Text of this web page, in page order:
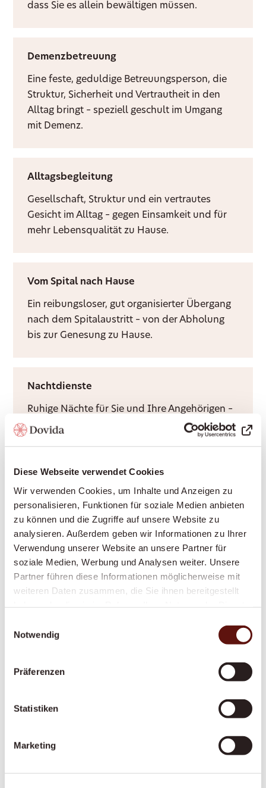
Diese Webseite verwendet Cookies
Wir verwenden Cookies, um Inhalte und Anzeigen zu
personalisieren, Funktionen für soziale Medien anbieten
zu können und die Zugriffe auf unsere Website zu
analysieren. Außerdem geben wir Informationen zu Ihrer
Verwendung unserer Website an unsere Partner für
soziale Medien, Werbung und Analysen weiter. Unsere
Partner führen diese Informationen möglicherweise mit
weiteren Daten zusammen, die Sie ihnen bereitgestellt
Notwendig
Präferenzen
Statistiken
Marketing
dass Sie es allein bewältigen müssen.
Demenzbetreuung
Eine feste, geduldige Betreuungsperson, die
Struktur, Sicherheit und Vertrautheit in den
Alltag bringt – speziell geschult im Umgang
mit Demenz.
Alltagsbegleitung
Gesellschaft, Struktur und ein vertrautes
Gesicht im Alltag – gegen Einsamkeit und für
mehr Lebensqualität zu Hause.
Vom Spital nach Hause
Ein reibungsloser, gut organisierter Übergang
nach dem Spitalaustritt – von der Abholung
bis zur Genesung zu Hause.
Nachtdienste
Ruhige Nächte für Sie und Ihre Angehörigen –
durch Rufbereitschaft oder aktive Sitzwache,
Grundpflege
Würdevolle Unterstützung bei Körperpflege
und Mobilität, durch Krankenkassen
anerkannt – damit Sie sich sicher und
respektiert fühlen.
Sie pflegen einen Angehörigen? Wir sichern Sie
Anstellung, Ausbildung und Unterstützung an
Ein würdevoller letzter Lebensabschnitt im